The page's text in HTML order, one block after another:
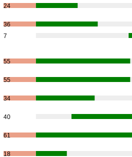
24
36
7
55
55
34
40
61
18